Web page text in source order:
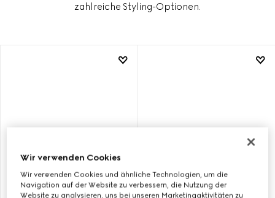
zahlreiche Styling-Optionen.
Wir verwenden Cookies
Wir verwenden Cookies und ähnliche Technologien, um die
Navigation auf der Website zu verbessern, die Nutzung der
Website zu analysieren, uns bei unseren Marketingaktivitäten zu